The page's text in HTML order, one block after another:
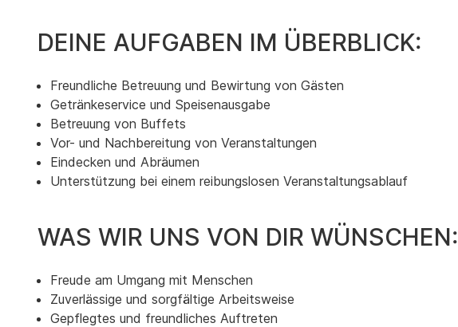
DEINE AUFGABEN IM ÜBERBLICK:
Freundliche Betreuung und Bewirtung von Gästen
Getränkeservice und Speisenausgabe
Betreuung von Buffets
Vor- und Nachbereitung von Veranstaltungen
Eindecken und Abräumen
Unterstützung bei einem reibungslosen Veranstaltungsablauf
WAS WIR UNS VON DIR WÜNSCHEN:
Freude am Umgang mit Menschen
Zuverlässige und sorgfältige Arbeitsweise
Gepflegtes und freundliches Auftreten